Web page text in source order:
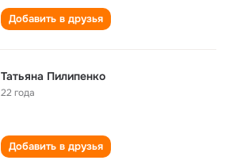
Добавить в друзья
Татьяна Пилипенко
22 года
Добавить в друзья